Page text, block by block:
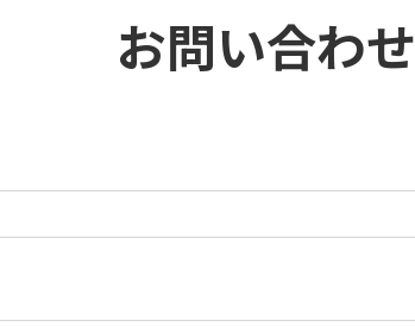
販売元・マツナガ
お問い合わせ
お問い合わせ